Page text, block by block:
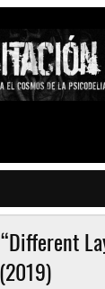
Sludge,
(2019)